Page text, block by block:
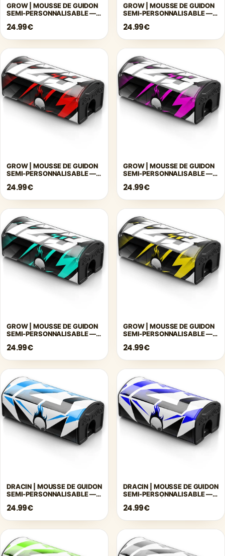
GROW | MOUSSE DE GUIDON
SEMI-PERSONNALISABLE —
24.99€
GROW | MOUSSE DE GUIDON
SEMI-PERSONNALISABLE —
24.99€
GROW | MOUSSE DE GUIDON
SEMI-PERSONNALISABLE —
24.99€
GROW | MOUSSE DE GUIDON
SEMI-PERSONNALISABLE —
24.99€
GROW | MOUSSE DE GUIDON
SEMI-PERSONNALISABLE —
24.99€
GROW | MOUSSE DE GUIDON
SEMI-PERSONNALISABLE —
24.99€
DRACIN | MOUSSE DE GUIDON
SEMI-PERSONNALISABLE —
24.99€
DRACIN | MOUSSE DE GUIDON
SEMI-PERSONNALISABLE —
24.99€